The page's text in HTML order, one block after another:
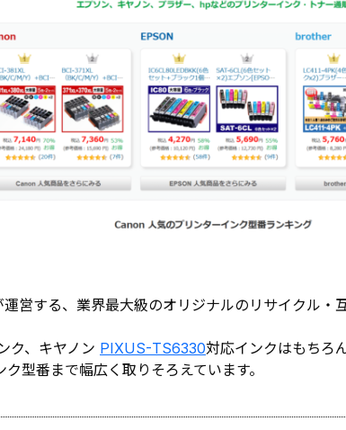
営する、 業界最大級のオリジナルのリサイクル・
ク、キヤノン PIXUS-TS6330対応インクはもちろん
型番まで幅広く 取りそろえています。